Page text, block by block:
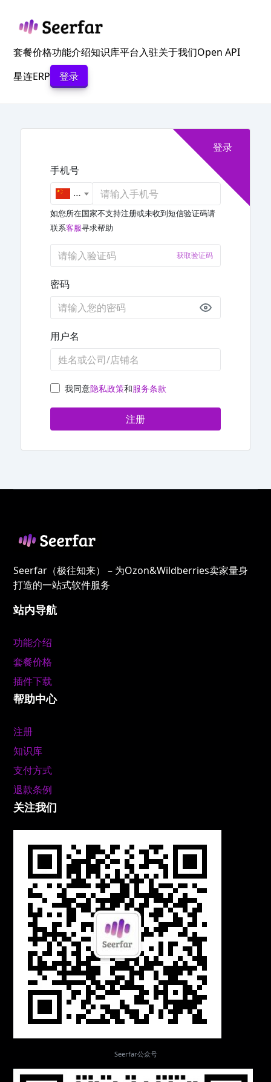
套餐价格功能介绍知识库平台入驻关于我们Open API
星连ERP
登录
登录
手机号
+86
如您所在国家不支持注册或未收到短信验证码请
联系客服寻求帮助
获取验证码
密码
用户名
我同意隐私政策和服务条款
注册
Seerfar（极往知来） – 为Ozon&Wildberries卖家量身
打造的一站式软件服务
站内导航
功能介绍
套餐价格
插件下载
帮助中心
注册
知识库
支付方式
退款条例
关注我们
Seerfar公众号